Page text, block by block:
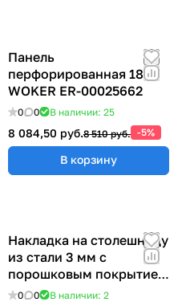
Панель
перфорированная 1800
WOKER ER-00025662
0 0 В наличии: 25
8 084,50 руб.8 510 руб. -5%
В корзину
Накладка на столешницу
из стали 3 мм с
порошковым покрытием
(ширина 1800 мм) ER-
0 0 В наличии: 2